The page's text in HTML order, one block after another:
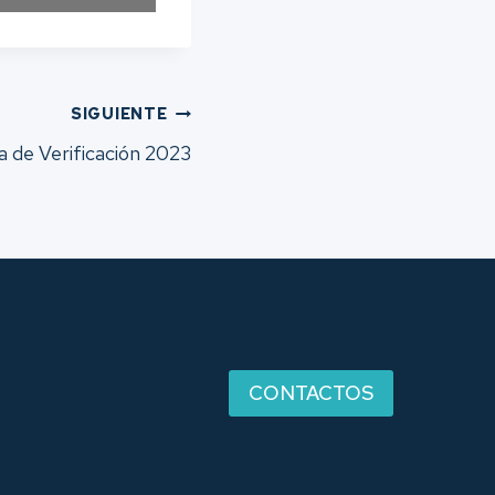
SIGUIENTE
de Verificación 2023
CONTACTOS